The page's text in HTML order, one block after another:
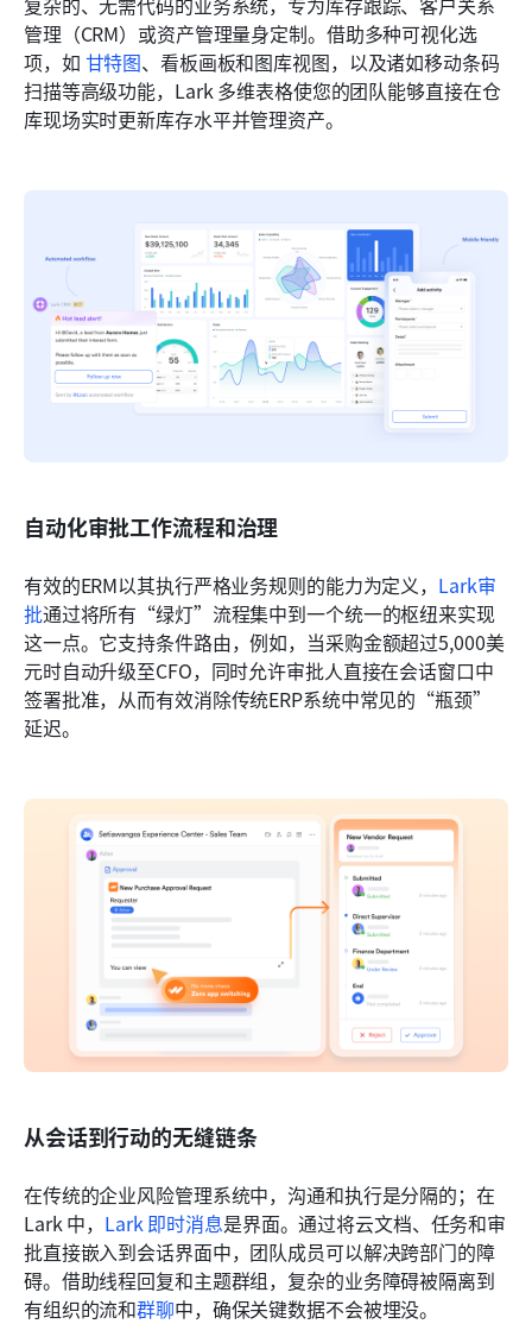
管理（CRM）或资产管理量身定制。借助多种可视化选
项，如 甘特图、看板画板和图库视图，以及诸如移动条码
扫描等高级功能，Lark 多维表格使您的团队能够直接在仓
库现场实时更新库存水平并管理资产。
自动化审批工作流程和治理
有效的ERM以其执行严格业务规则的能力为定义， Lark审
批通过将所有“绿灯”流程集中到一个统一的枢纽来实现
这一点。它支持条件路由，例如，当采购金额超过5,000美
元时自动升级至CFO，同时允许审批人直接在会话窗口中
签署批准，从而有效消除传统ERP系统中常见的“瓶颈”
延迟。
从会话到行动的无缝链条
在传统的企业风险管理系统中，沟通和执行是分隔的；在
Lark 中， Lark 即时消息是界面。通过将云文档、任务和审
批直接嵌入到会话界面中，团队成员可以解决跨部门的障
碍。借助线程回复和主题群组，复杂的业务障碍被隔离到
有组织的流和群聊中，确保关键数据不会被埋没。